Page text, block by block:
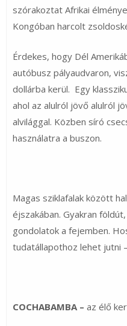
szórakoztat Afrikai
Kongóban harcolt
Érdekes, hogy Dél
autóbusz pályaudvaron,
dollárba kerül. Egy
ahol az alulról jövő alulról
alvilággal. Közben síró
használatra a buszon.
Magas sziklafalak között
éjszakában. Gyakran
gondolatok a fejemben.
tudatállapothoz lehet jutni
COCHABAMBA – az élő